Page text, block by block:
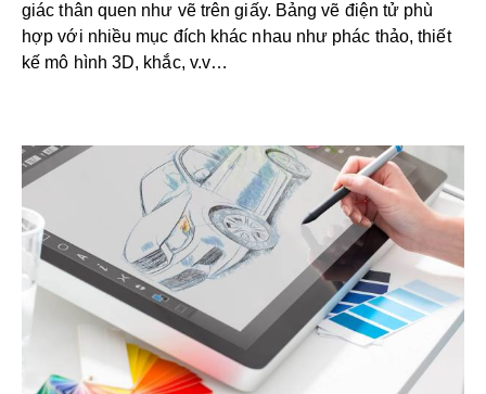
giác thân quen như vẽ trên giấy. Bảng vẽ điện tử phù
hợp với nhiều mục đích khác nhau như phác thảo, thiết
kế mô hình 3D, khắc, v.v…